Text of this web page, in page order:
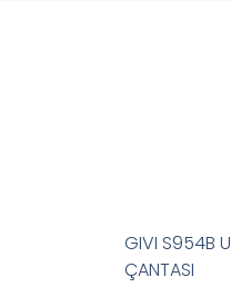
GIVI S954B
ÇANTASI